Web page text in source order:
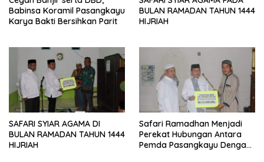
Babinsa Koramil Pasangkayu
Karya Bakti Bersihkan Parit
BULAN RAMADAN TAHUN 1444
HIJRIAH
SAFARI SYIAR AGAMA DI
BULAN RAMADAN TAHUN 1444
HIJRIAH
Safari Ramadhan Menjadi
Perekat Hubungan Antara
Pemda Pasangkayu Dengan